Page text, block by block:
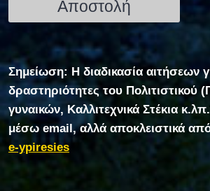
Σημείωση: Η διαδικασία αιτήσεων
δραστηριότητες του Πολιτιστικού
γυναικών, Καλλιτεχνικά Στέκια
μέσω email, αλλά αποκλειστικά
e-ypiresies